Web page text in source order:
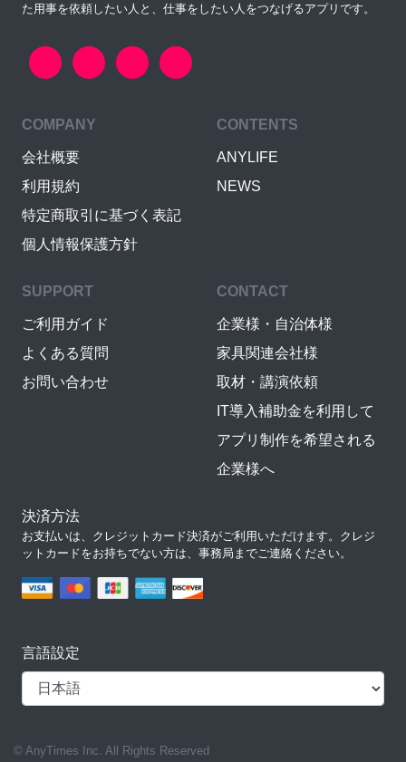
た用事を依頼したい人と、仕事をしたい人をつなげるアプリです。
COMPANY
会社概要
利用規約
特定商取引に基づく表記
個人情報保護方針
CONTENTS
ANYLIFE
NEWS
SUPPORT
ご利用ガイド
よくある質問
お問い合わせ
CONTACT
企業様・自治体様
家具関連会社様
取材・講演依頼
IT導入補助金を利用して
アプリ制作を希望される
企業様へ
決済方法
お支払いは、クレジットカード決済がご利用いただけます。クレジ
ットカードをお持ちでない方は、事務局までご連絡ください。
言語設定
© AnyTimes Inc. All Rights Reserved